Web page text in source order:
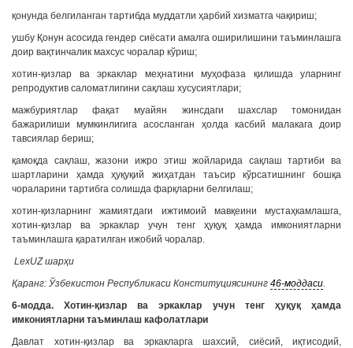
қонунда белгиланган тартибда муддатли ҳарбий хизматга чақириш;
ушбу Қонун асосида гендер сиёсати амалга оширилишини таъминлашга
доир вақтинчалик махсус чоралар кўриш;
хотин-қизлар ва эркаклар меҳнатини муҳофаза қилишда уларнинг
репродуктив саломатлигини сақлаш хусусиятлари;
мажбуриятлар фақат муайян жинсдаги шахслар томонидан
бажарилиши мумкинлигига асосланган ҳолда касбий малакага доир
тавсиялар бериш;
қамоқда сақлаш, жазони ижро этиш жойларида сақлаш тартиби ва
шартларини ҳамда ҳуқуқий жиҳатдан таъсир кўрсатишнинг бошқа
чораларини тартибга солишда фарқларни белгилаш;
хотин-қизларнинг жамиятдаги ижтимоий мавқеини мустаҳкамлашга,
хотин-қизлар ва эркаклар учун тенг ҳуқуқ ҳамда имкониятларни
таъминлашга қаратилган ижобий чоралар.
LexUZ шарҳи
Қаранг: Ўзбекистон Республикаси Конституциясининг 46-моддаси.
6-модда. Хотин-қизлар ва эркаклар учун тенг ҳуқуқ ҳамда
имкониятларни таъминлаш кафолатлари
Давлат хотин-қизлар ва эркакларга шахсий, сиёсий, иқтисодий,